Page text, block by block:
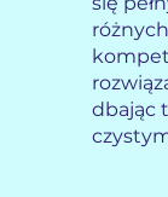
dbając